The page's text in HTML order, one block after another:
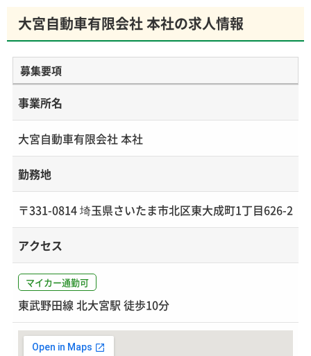
大宮自動車有限会社 本社の求人情報
募集要項
事業所名
大宮自動車有限会社 本社
勤務地
〒331-0814 埼玉県さいたま市北区東大成町1丁目626-2
アクセス
マイカー通勤可
東武野田線 北大宮駅 徒歩10分